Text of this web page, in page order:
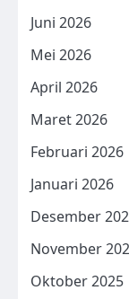
Juni 2026
Mei 2026
April 2026
Maret 2026
Februari 2026
Januari 2026
Desember
November
Oktober 2025